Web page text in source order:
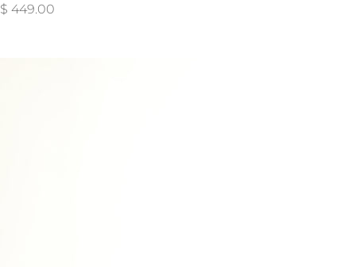
Precio de oferta
$ 449.00